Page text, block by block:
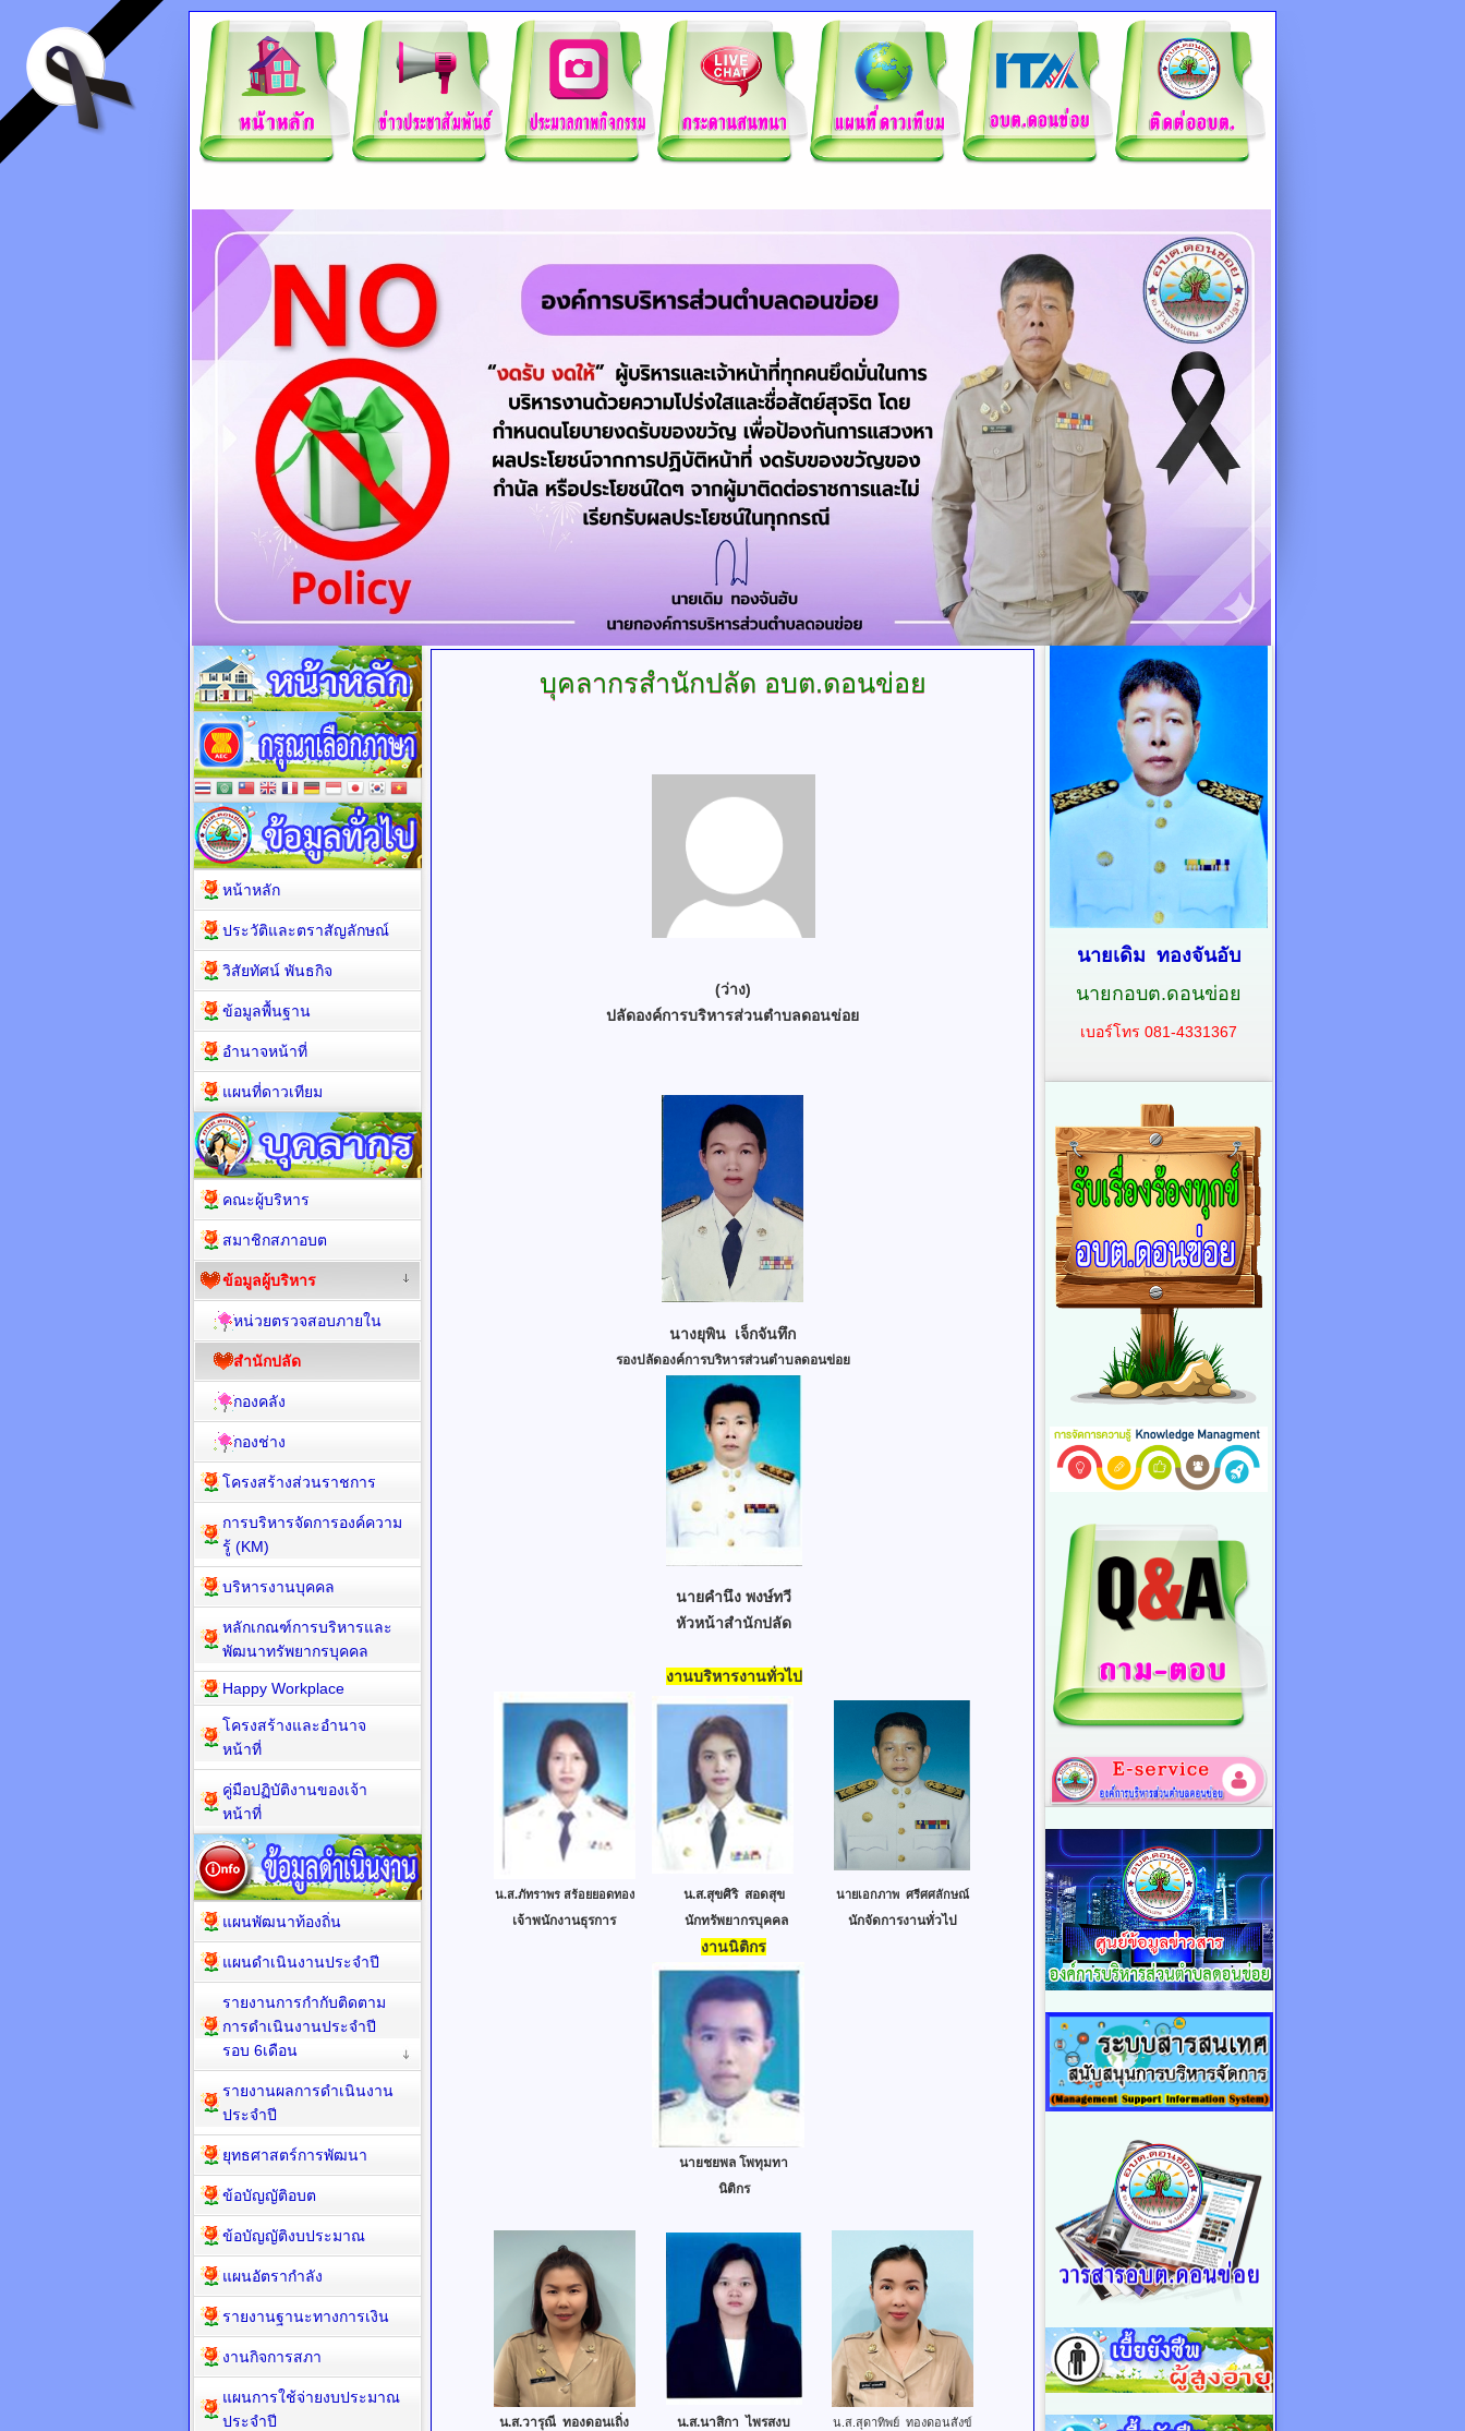
บุคลากรสำนักปลัด อบต.ดอนข่อย
(ว่าง)
ปลัดองค์การบริหารส่วนตำบลดอนข่อย
นางยุพิน เจ็กจันทึก
รองปลัดองค์การบริหารส่วนตำบลดอนข่อย
นายคำนึง พงษ์ทวี
หัวหน้าสำนักปลัด
งานบริหารงานทั่วไป
น.ส.ภัทราพร สร้อยยอดทอง น.ส.สุขศิริ สอดสุข นายเอกภาพ ศรีศศลักษณ์
เจ้าพนักงานธุรการ นักทรัพยากรบุคคล นักจัดการงานทั่วไป
งานนิติกร
นายชยพล โพทุมทา
นิติกร
น.ส.วารุณี ทองดอนเถิ่ง น.ส.นาสิกา ไพรสงบ น.ส.สุดาทิพย์ ทองดอนสังข์
หน้าหลัก
ประวัติและตราสัญลักษณ์
วิสัยทัศน์ พันธกิจ
ข้อมูลพื้นฐาน
อำนาจหน้าที่
แผนที่ดาวเทียม
คณะผู้บริหาร
สมาชิกสภาอบต
ข้อมูลผู้บริหาร
หน่วยตรวจสอบภายใน
สำนักปลัด
กองคลัง
กองช่าง
โครงสร้างส่วนราชการ
การบริหารจัดการองค์ความ
รู้ (KM)
บริหารงานบุคคล
หลักเกณฑ์การบริหารและ
พัฒนาทรัพยากรบุคคล
Happy Workplace
โครงสร้างและอำนาจ
หน้าที่
คู่มือปฏิบัติงานของเจ้า
หน้าที่
แผนพัฒนาท้องถิ่น
แผนดำเนินงานประจำปี
รายงานการกำกับติดตาม
การดำเนินงานประจำปี
รอบ 6เดือน
รายงานผลการดำเนินงาน
ประจำปี
ยุทธศาสตร์การพัฒนา
ข้อบัญญัติอบต
ข้อบัญญัติงบประมาณ
แผนอัตรากำลัง
รายงานฐานะทางการเงิน
งานกิจการสภา
แผนการใช้จ่ายงบประมาณ
ประจำปี
นายเดิม ทองจันอับ
นายกอบต.ดอนข่อย
เบอร์โทร 081-4331367